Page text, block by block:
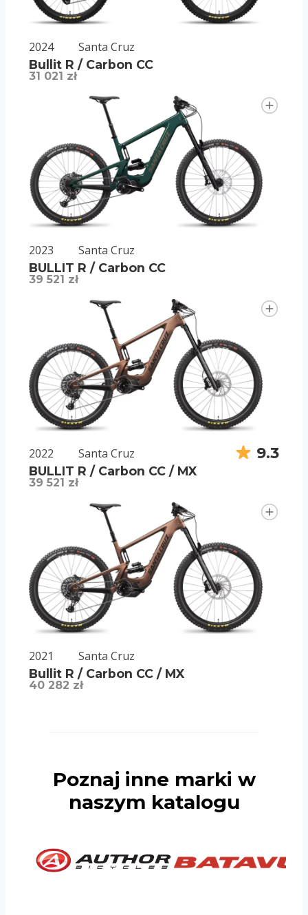
2024 Santa Cruz
Bullit R / Carbon CC
31 021 zł
2023 Santa Cruz
BULLIT R / Carbon CC
39 521 zł
2022 Santa Cruz 9.3
BULLIT R / Carbon CC / MX
39 521 zł
2021 Santa Cruz
Bullit R / Carbon CC / MX
40 282 zł
Poznaj inne marki w
naszym katalogu